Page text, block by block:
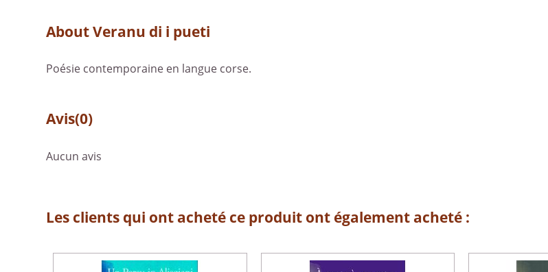
About Veranu di i pueti
Poésie contemporaine en langue corse.
Avis(0)
Aucun avis
Les clients qui ont acheté ce produit ont également acheté :